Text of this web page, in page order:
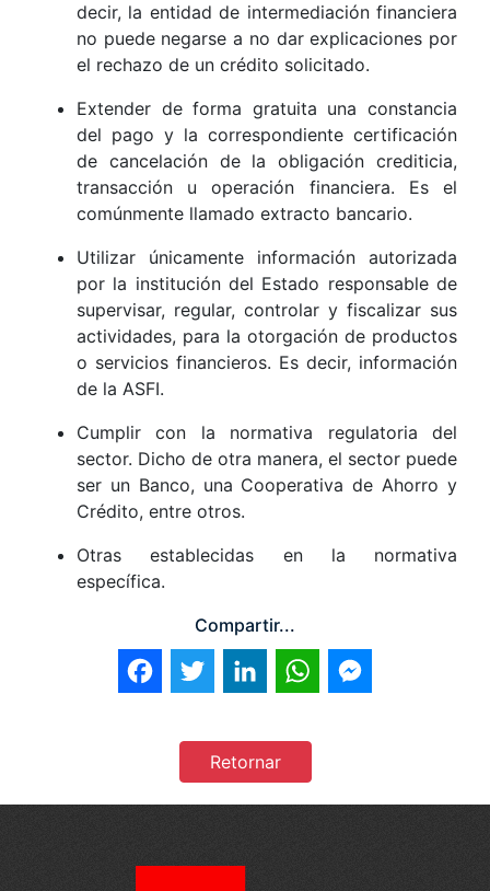
decir, la entidad de intermediación financiera
no puede negarse a no dar explicaciones por
el rechazo de un crédito solicitado.
Extender de forma gratuita una constancia
del pago y la correspondiente certificación
de cancelación de la obligación crediticia,
transacción u operación financiera. Es el
comúnmente llamado extracto bancario.
Utilizar únicamente información autorizada
por la institución del Estado responsable de
supervisar, regular, controlar y fiscalizar sus
actividades, para la otorgación de productos
o servicios financieros. Es decir, información
de la ASFI.
Cumplir con la normativa regulatoria del
sector. Dicho de otra manera, el sector puede
ser un Banco, una Cooperativa de Ahorro y
Crédito, entre otros.
Otras establecidas en la normativa
específica.
Compartir...
FacebookTwitter LinkedIn WhatsApp
Retornar